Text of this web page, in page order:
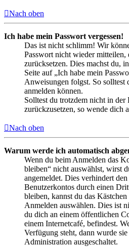
Nach oben
Ich habe mein Passwort vergessen!
Das ist nicht schlimm! Wir
Passwort nicht wieder mitteilen,
zurücksetzen. Dies machst du,
Seite auf „Ich habe mein
Anweisungen folgst. So solltest
anmelden können.
Solltest du trotzdem nicht in der
zurückzusetzen, so wende dich
Nach oben
Warum werde ich automatisch
Wenn du beim Anmelden das
bleiben“ nicht auswählst, wirst
angemeldet. Dies verhindert
Benutzerkontos durch einen
bleiben, kannst du das
Anmelden auswählen. Dies ist
du dich an einem öffentlichen
einem Internetcafé, befindest.
Verfügung steht, dann wurde
Administration ausgeschaltet.